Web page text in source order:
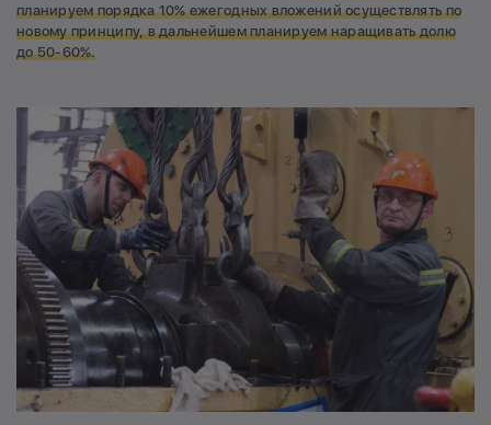
планируем порядка 10% ежегодных вложений осуществлять по
новому принципу, в дальнейшем планируем наращивать долю
до 50-60%.